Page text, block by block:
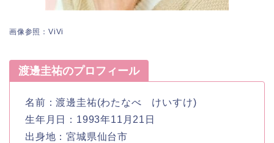
画像参照：ViVi
渡邊圭祐のプロフィール
名前：渡邊圭祐(わたなべ けいすけ)
生年月日：1993年11月21日
出身地：宮城県仙台市